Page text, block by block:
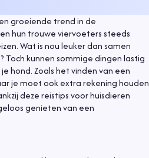
groeiende trend in de
hun trouwe viervoeters steeds
Wat is nou leuker dan samen
kunnen sommige dingen lastig
hond. Zoals het vinden van een
je moet ook extra rekening houden
deze reistips voor huisdieren
genieten van een